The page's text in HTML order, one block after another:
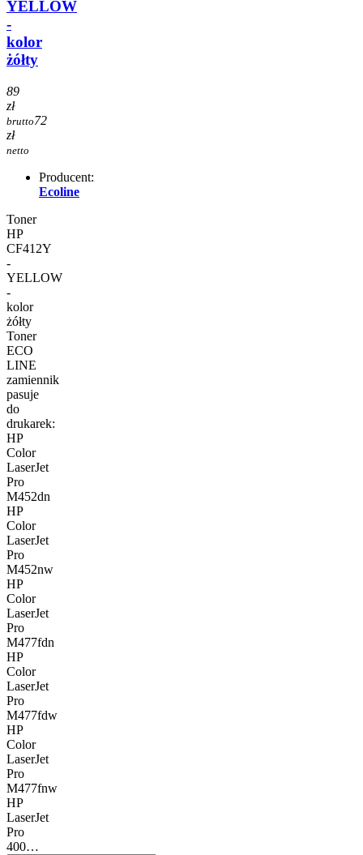
YELLOW
-
kolor
żółty
89
zł
brutto72
zł
netto
Producent:
Ecoline
Toner
HP
CF412Y
-
YELLOW
-
kolor
żółty
Toner
ECO
LINE
zamiennik
pasuje
do
drukarek:
HP
Color
LaserJet
Pro
M452dn
HP
Color
LaserJet
Pro
M452nw
HP
Color
LaserJet
Pro
M477fdn
HP
Color
LaserJet
Pro
M477fdw
HP
Color
LaserJet
Pro
M477fnw
HP
LaserJet
Pro
400…